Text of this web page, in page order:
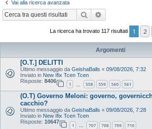
Vai alla ricerca avanzata
Cerca
La ricerca ha trovato 117 risultati 1 2
Argomenti
[O.T.] DELITTI
Ultimo messaggio da GeishaBalls « 09/08/2026, 7:32
Inviato in New Ifix Tcen Tcen
Risposte: 8406
1 558 559 560 561
(O.T) Governo Meloni: governo,
cacchio?
Ultimo messaggio da GeishaBalls « 09/08/2026, 7:28
Inviato in New Ifix Tcen Tcen
Risposte: 10647
1 … 707 708 709 710